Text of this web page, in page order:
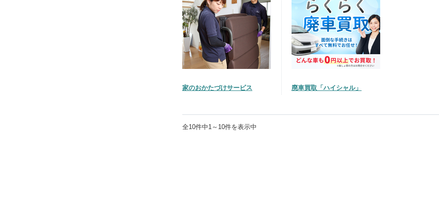
家のおかたづけサービス 廃車買取「ハイシャル」
全10件中1～10件を表示中